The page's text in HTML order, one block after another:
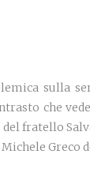
sulla
che
fratello
Greco